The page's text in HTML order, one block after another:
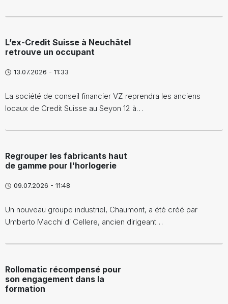
L’ex-Credit Suisse à Neuchâtel
retrouve un occupant
13.07.2026 - 11:33
La société de conseil financier VZ reprendra les anciens
locaux de Credit Suisse au Seyon 12 à…
Regrouper les fabricants haut
de gamme pour l'horlogerie
09.07.2026 - 11:48
Un nouveau groupe industriel, Chaumont, a été créé par
Umberto Macchi di Cellere, ancien dirigeant…
Rollomatic récompensé pour
son engagement dans la
formation